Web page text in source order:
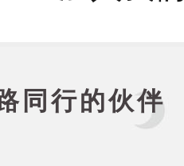
同行的伙伴